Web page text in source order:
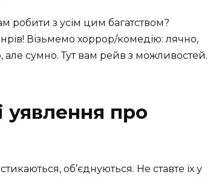
з усім цим багатством?
Візьмемо хоррор/комедію: лячно,
сумно. Тут вам рейв з можливостей.
уявлення про
об’єднуються. Не ставте їх у